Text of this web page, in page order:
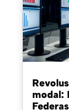
modal: